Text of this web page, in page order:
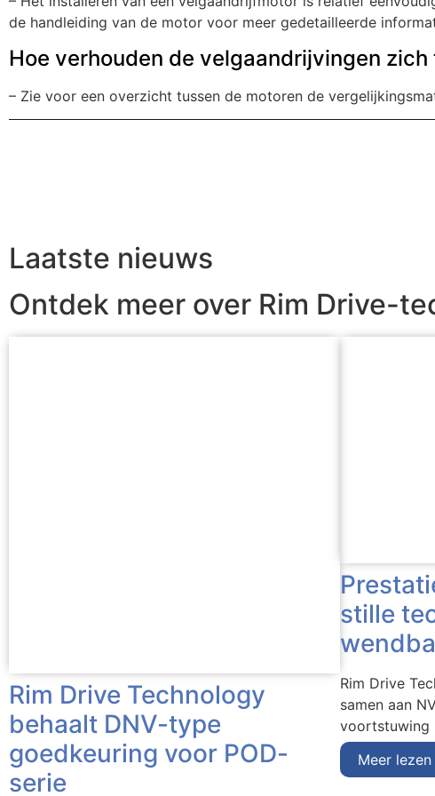
de handleiding van de motor voor meer gedetailleerde
Hoe verhouden de velgaandrijvingen zich
– Zie voor een overzicht tussen de motoren de
Laatste nieuws
Ontdek meer over Rim Drive-
Rim Drive Technology
behaalt DNV-type
goedkeuring voor POD-
serie
stille
Rim Drive
samen aan
voortstuwing
Meer lezen